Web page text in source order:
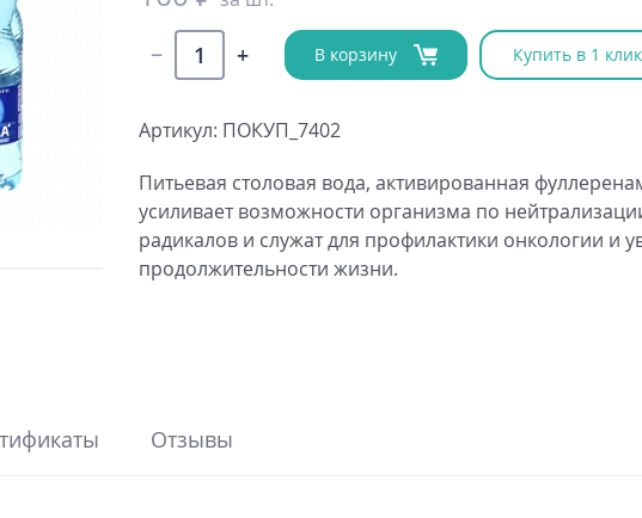
В корзину Купить в 1 клик
Артикул: ПОКУП_7402
Питьевая столовая вода, активированная
усиливает возможности организма по
радикалов и служат для профилактики онкологии и
продолжительности жизни.
Отзывы